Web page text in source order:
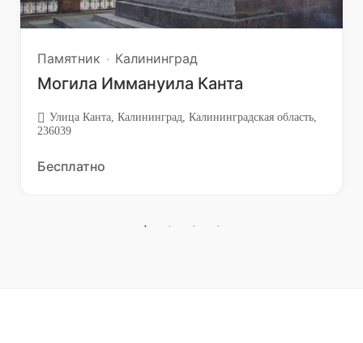
Памятник Калининград
Могила Иммануила Канта
Улица Канта, Калининград, Калининградская область,
236039
Бесплатно